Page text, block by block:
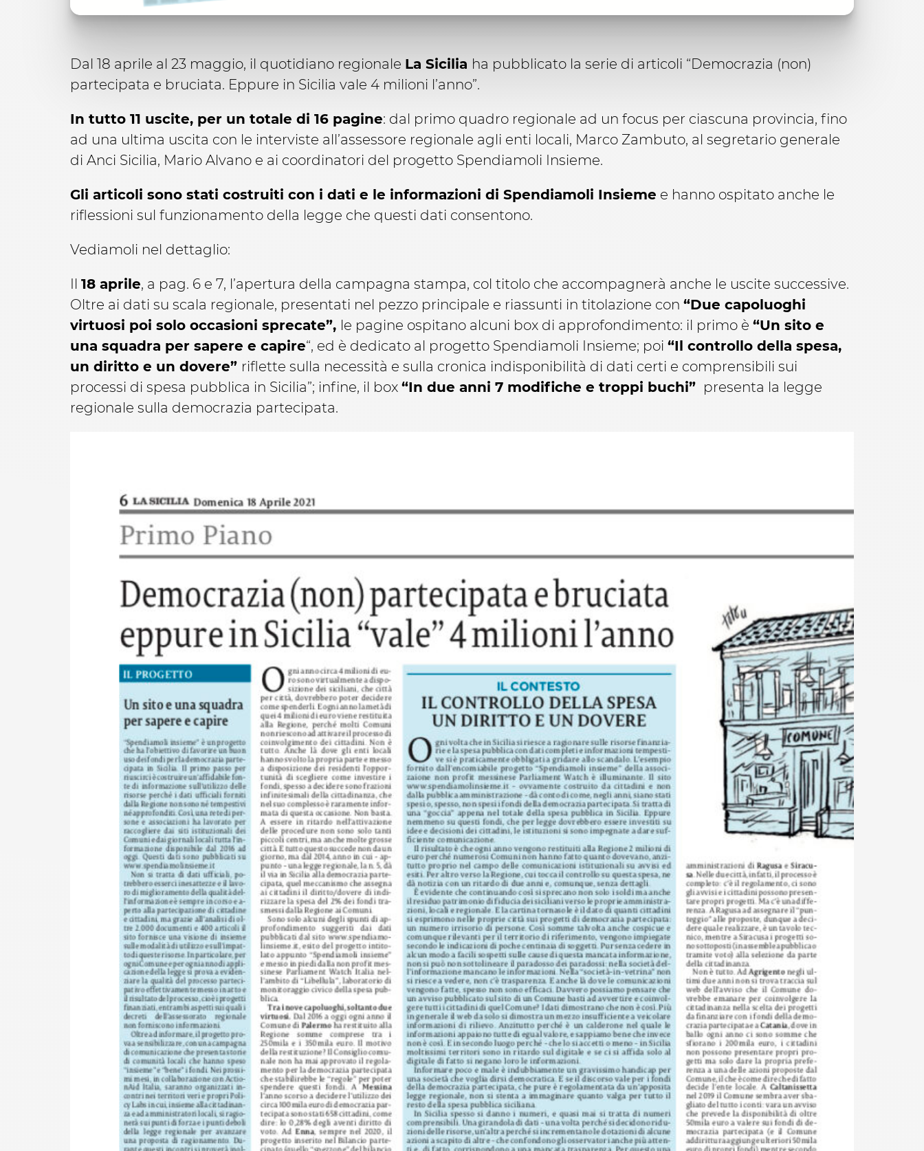
Dal 18 aprile al 23 maggio, il quotidiano regionale La Sicilia ha pubblicato la serie di articoli “Democrazia (non)
partecipata e bruciata. Eppure in Sicilia vale 4 milioni l’anno”.
In tutto 11 uscite, per un totale di 16 pagine: dal primo quadro regionale ad un focus per ciascuna provincia, fino
ad una ultima uscita con le interviste all’assessore regionale agli enti locali, Marco Zambuto, al segretario generale
di Anci Sicilia, Mario Alvano e ai coordinatori del progetto Spendiamoli Insieme.
Gli articoli sono stati costruiti con i dati e le informazioni di Spendiamoli Insieme e hanno ospitato anche le
riflessioni sul funzionamento della legge che questi dati consentono.
Vediamoli nel dettaglio:
Il 18 aprile, a pag. 6 e 7, l’apertura della campagna stampa, col titolo che accompagnerà anche le uscite successive.
Oltre ai dati su scala regionale, presentati nel pezzo principale e riassunti in titolazione con “Due capoluoghi
virtuosi poi solo occasioni sprecate”, le pagine ospitano alcuni box di approfondimento: il primo è “Un sito e
una squadra per sapere e capire“, ed è dedicato al progetto Spendiamoli Insieme; poi “Il controllo della spesa,
un diritto e un dovere” riflette sulla necessità e sulla cronica indisponibilità di dati certi e comprensibili sui
processi di spesa pubblica in Sicilia”; infine, il box “In due anni 7 modifiche e troppi buchi” presenta la legge
regionale sulla democrazia partecipata.